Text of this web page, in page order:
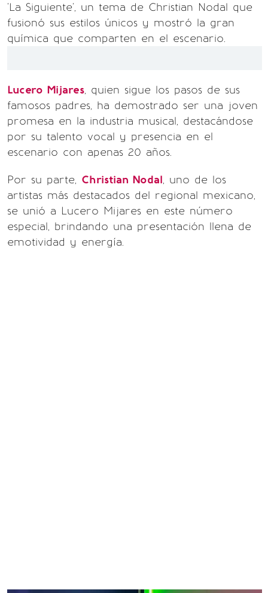
'La Siguiente', un tema de Christian Nodal que
fusionó sus estilos únicos y mostró la gran
química que comparten en el escenario.
Lucero Mijares, quien sigue los pasos de sus
famosos padres, ha demostrado ser una joven
promesa en la industria musical, destacándose
por su talento vocal y presencia en el
escenario con apenas 20 años.
Por su parte, Christian Nodal, uno de los
artistas más destacados del regional mexicano,
se unió a Lucero Mijares en este número
especial, brindando una presentación llena de
emotividad y energía.